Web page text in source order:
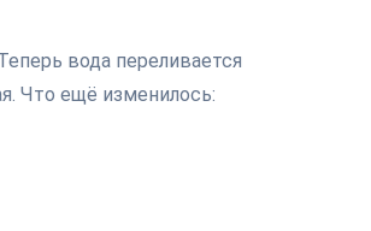
вода переливается
Что ещё изменилось: